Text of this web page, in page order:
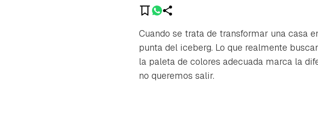
Cuando se trata de transformar una casa
punta del iceberg. Lo que realmente
la paleta de colores adecuada marca la
no queremos salir.